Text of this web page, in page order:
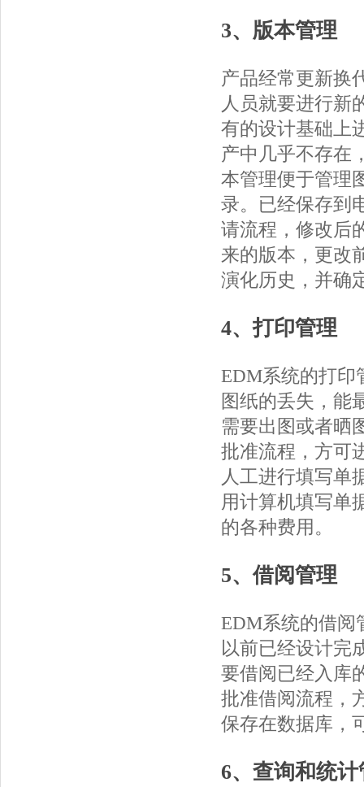
3、版本管理
产品经常更新换
人员就要进行新
有的设计基础上
产中几乎不存在
本管理便于管理
录。已经保存到
请流程，修改后
来的版本，更改
演化历史，并确
4、打印管理
EDM系统的打印
图纸的丢失，能
需要出图或者晒
批准流程，方可
人工进行填写单
用计算机填写单
的各种费用。
5、借阅管理
EDM系统的借阅
以前已经设计完
要借阅已经入库
批准借阅流程，
保存在数据库，
6、查询和统计